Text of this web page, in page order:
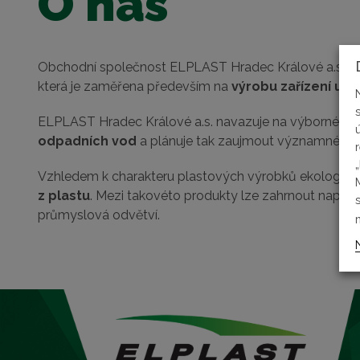
Obchodní společnost ELPLAST Hradec Králové a.s.,
která je zaměřena především na výrobu zařízení
ELPLAST Hradec Králové a.s. navazuje na výborné
odpadních vod a plánuje tak zaujmout významné
Vzhledem k charakteru plastových výrobků
z plastu. Mezi takovéto produkty lze zahrnout
průmyslová odvětví.